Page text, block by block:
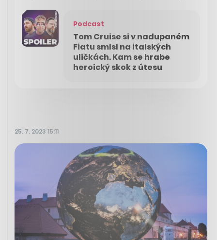
Podcast
Tom Cruise si v nadupaném
Fiatu smlsl na italských
uličkách. Kam se hrabe
heroický skok z útesu
25. 7. 2023 15:11